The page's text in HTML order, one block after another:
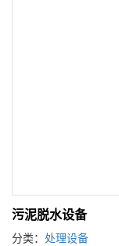
污泥脱水设备
分类： 处理设备